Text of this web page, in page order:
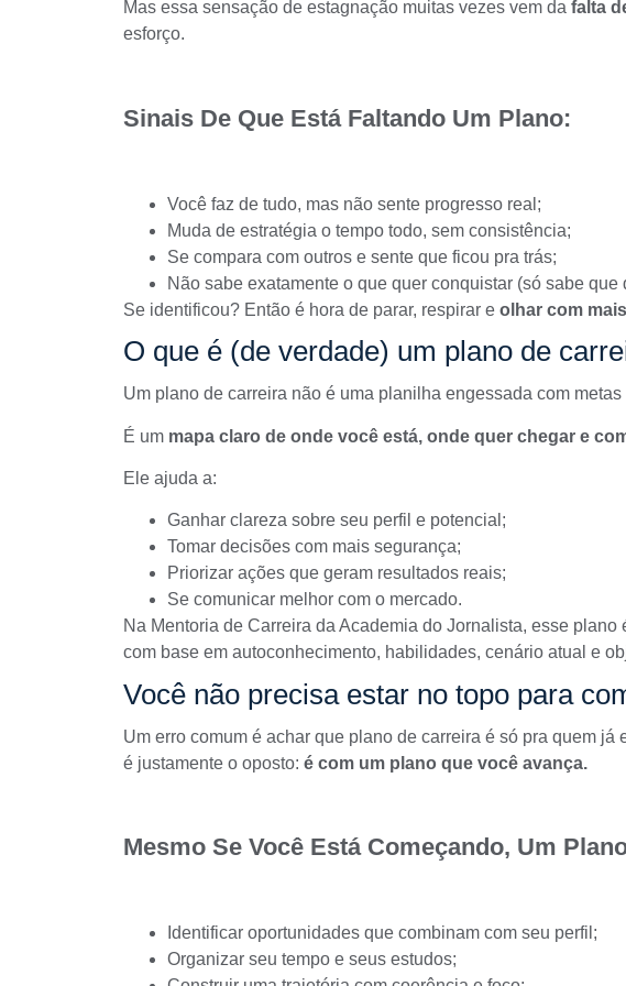
Mas essa sensação de estagnação muitas vezes vem da falta
esforço.
Sinais De Que Está Faltando Um Plano:
Você faz de tudo, mas não sente progresso real;
Muda de estratégia o tempo todo, sem consistência;
Se compara com outros e sente que ficou pra trás;
Não sabe exatamente o que quer conquistar (só sabe que
Se identificou? Então é hora de parar, respirar e olhar com
O que é (de verdade) um plano de
Um plano de carreira não é uma planilha engessada com
É um mapa claro de onde você está, onde quer chegar e
Ele ajuda a:
Ganhar clareza sobre seu perfil e potencial;
Tomar decisões com mais segurança;
Priorizar ações que geram resultados reais;
Se comunicar melhor com o mercado.
Na Mentoria de Carreira da Academia do Jornalista, esse plano
com base em autoconhecimento, habilidades, cenário atual e
Você não precisa estar no topo para
Um erro comum é achar que plano de carreira é só pra quem já
é justamente o oposto: é com um plano que você avança.
Mesmo Se Você Está Começando, Um
Identificar oportunidades que combinam com seu perfil;
Organizar seu tempo e seus estudos;